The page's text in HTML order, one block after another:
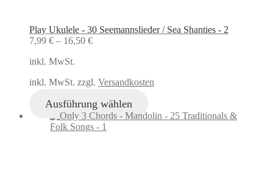
Play Ukulele - 30 Seemannslieder / Sea Shanties - 2
7,99 € – 16,50 €
inkl. MwSt.
inkl. MwSt. zzgl. Versandkosten
Ausführung wählen